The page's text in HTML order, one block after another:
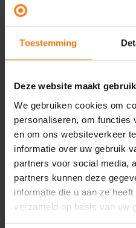
Toestemming
Deze website maakt
We gebruiken cookies om
personaliseren, om functies
en om ons websiteverkeer
informatie over uw gebruik
partners voor social media,
partners kunnen deze
informatie die u aan ze
verzameld op basis van uw
14 Hoe de Omgevingswet
feb
Wet DBA? Zie het als
03
jul
Na 1 juli 2024 indienen
via Omgevingsloket
03
jul
Besluit over verbouw
03
jul
Vertraging
woningproductie